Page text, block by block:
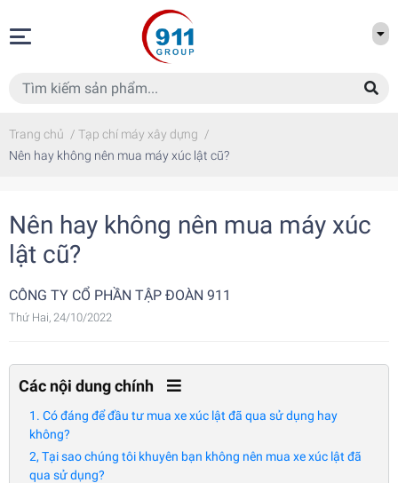
Trang chủ / Tạp chí máy xây dựng /
Nên hay không nên mua máy xúc lật cũ?
Nên hay không nên mua máy xúc
lật cũ?
CÔNG TY CỔ PHẦN TẬP ĐOÀN 911
Thứ Hai, 24/10/2022
Các nội dung chính
1. Có đáng để đầu tư mua xe xúc lật đã qua sử dụng hay
không?
2, Tại sao chúng tôi khuyên bạn không nên mua xe xúc lật đã
qua sử dụng?